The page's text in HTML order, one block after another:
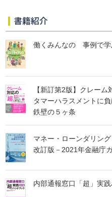
書籍紹介
働くみんなの 事例で学
【新訂第2版】クレー
タマーハラスメントに
鉄壁の５ヶ条
マネー・ローンダリン
改訂版－2021年金融庁
内部通報窓口「超」実